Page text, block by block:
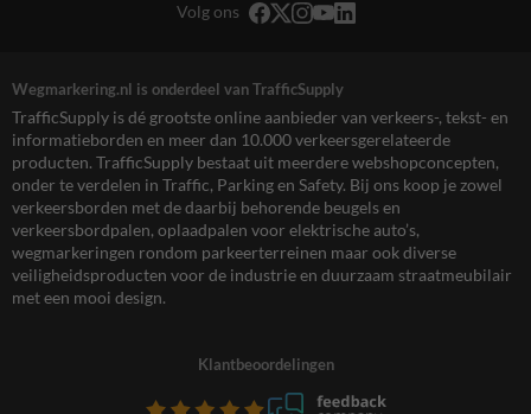
Volg ons
Wegmarkering.nl is onderdeel van TrafficSupply
TrafficSupply is dé grootste online aanbieder van verkeers-, tekst- en
informatieborden en meer dan 10.000 verkeersgerelateerde
producten. TrafficSupply bestaat uit meerdere webshopconcepten,
onder te verdelen in Traffic, Parking en Safety. Bij ons koop je zowel
verkeersborden met de daarbij behorende beugels en
verkeersbordpalen, oplaadpalen voor elektrische auto’s,
wegmarkeringen rondom parkeerterreinen maar ook diverse
veiligheidsproducten voor de industrie en duurzaam straatmeubilair
met een mooi design.
Klantbeoordelingen